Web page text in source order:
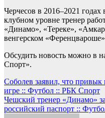
Черчесов в 2016–2021
клубном уровне тренер
«Динамо», «Тереке»,
венгерском
Обсудить новость можно в
Спорт».
Навигация
по
записям
Соболев заявил, что
игре :: Футбол :: РБК Спорт
Чешский тренер «Динамо»
российский паспорт ::